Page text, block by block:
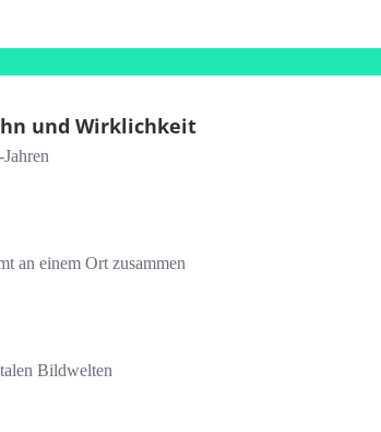
und Wirklichkeit
an einem Ort zusammen
Bildwelten